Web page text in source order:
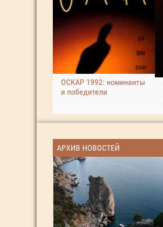
ОСКАР 1992: номинанты
и победители
АРХИВ НОВОСТЕЙ